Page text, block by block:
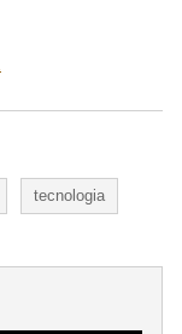
tecnologia